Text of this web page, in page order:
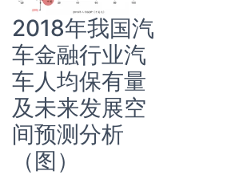
2018年我国汽
车金融行业汽
车人均保有量
及未来发展空
间预测分析
（图）